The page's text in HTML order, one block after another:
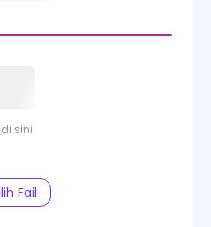
sini
Fail